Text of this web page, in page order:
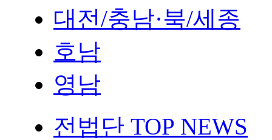
대전/충남·북/세종
호남
영남
전법단 TOP NEWS